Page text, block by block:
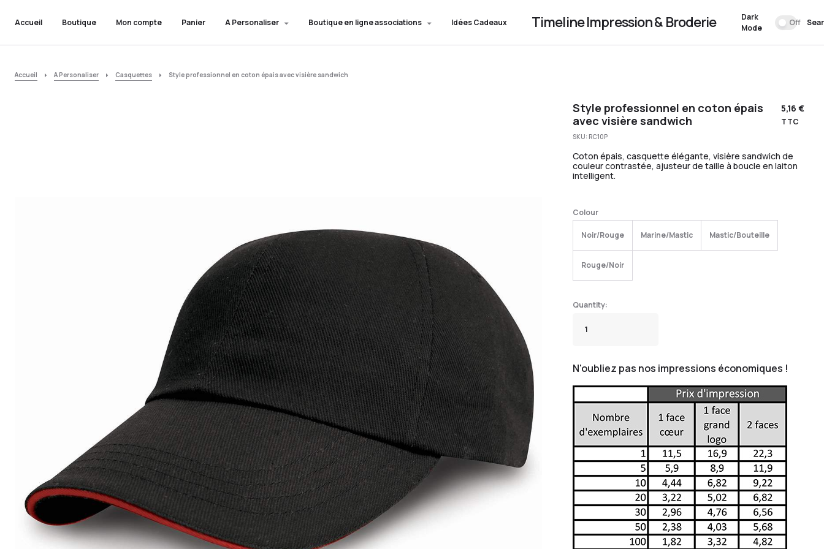
Accueil Boutique Mon compte Panier A Personaliser Boutique en ligne associations Idées Cadeaux Timeline Impression & Broderie
Dark
Mode
Off
Accueil A Personaliser Casquettes Style professionnel en coton épais avec visière sandwich
Style professionnel en coton épais
avec visière sandwich
5,16€
TTC
SKU: RC10P
Coton épais, casquette élégante, visière sandwich de
couleur contrastée, ajusteur de taille à boucle en laiton
intelligent.
Colour
Noir/Rouge Marine/Mastic Mastic/Bouteille
Rouge/Noir
N'oubliez pas nos impressions économiques !